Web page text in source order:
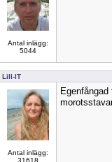
Antal inlägg:
5044
Lill-IT
Antal inlägg: